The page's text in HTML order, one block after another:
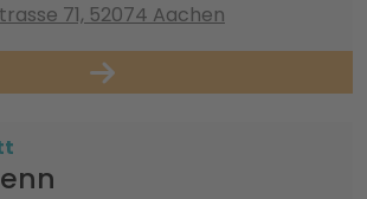
71, 52074 Aachen